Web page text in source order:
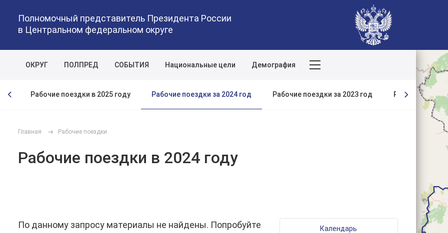
Полномочный представитель Президента России
в Центральном федеральном округе
ОКРУГ ПОЛПРЕД СОБЫТИЯ Национальные цели Демография
Рабочие поездки в 2025 году Рабочие поездки за 2024 год Рабочие поездки за 2023 год Рабочие
Главная Рабочие поездки
Рабочие поездки в 2024 году
По данному запросу материалы не найдены. Попробуйте
Календарь